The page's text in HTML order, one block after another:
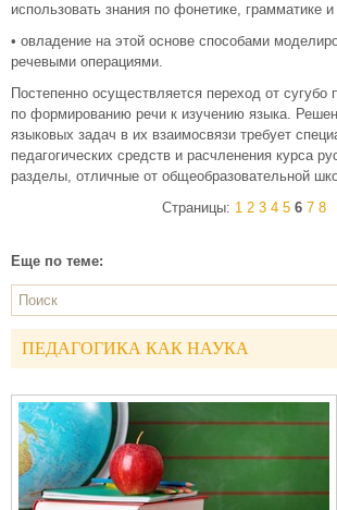
использовать знания по фонетике, грамматике
• овладение на этой основе способами
речевыми операциями.
Постепенно осуществляется переход от сугубо
по формированию речи к изучению языка.
языковых задач в их взаимосвязи требует
педагогических средств и расчленения курса
разделы, отличные от общеобразовательной
Страницы: 1 2 3 4 5 6 7 8
Еще по теме:
ПЕДАГОГИКА КАК НАУКА